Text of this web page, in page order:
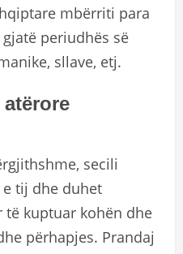
mbërriti para
periudhës së
sllave, etj.
secili
tij dhe duhet
kuptuar kohën dhe
përhapjes. Prandaj